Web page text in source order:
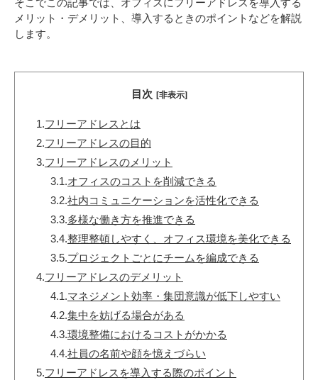
そこでこの記事では、オフィスにフリーアドレスを導入する
メリット・デメリット、導入するときのポイントなどを解説
します。
目次 [非表示]
1.フリーアドレスとは
2.フリーアドレスの目的
3.フリーアドレスのメリット
3.1.オフィスのコストを削減できる
3.2.社内コミュニケーションを活性化できる
3.3.多様な働き方を推進できる
3.4.整理整頓しやすく、オフィス環境を美化できる
3.5.プロジェクトごとにチームを編成できる
4.フリーアドレスのデメリット
4.1.マネジメント効率・集団意識が低下しやすい
4.2.集中を妨げる場合がある
4.3.環境整備におけるコストがかかる
4.4.社員の名前や顔を憶えづらい
5.フリーアドレスを導入する際のポイント